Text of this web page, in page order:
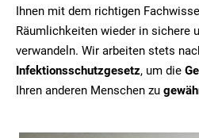
Ihnen mit dem richtigen
Räumlichkeiten wieder in sichere
verwandeln. Wir arbeiten stets
Infektionsschutzgesetz, um die
Ihren anderen Menschen zu